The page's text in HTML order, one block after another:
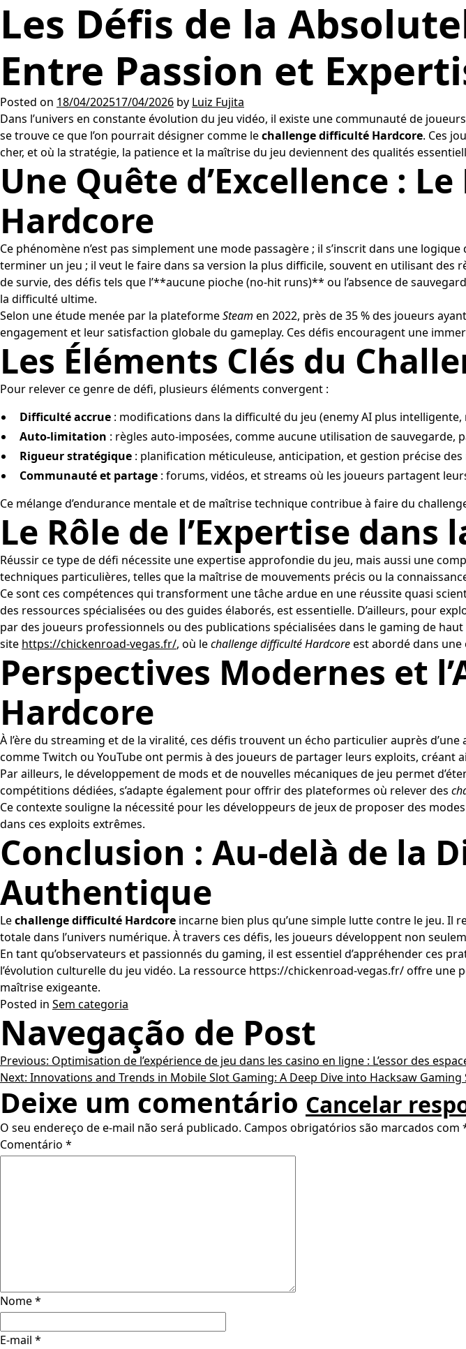
Les Défis de la
Entre Passion et
Posted on 18/04/202517/04/2026 by Luiz Fujita
Dans l’univers en constante évolution du jeu vidéo, il existe une communauté de
se trouve ce que l’on pourrait désigner comme lechallenge difficulté Hardcore. Ces
cher, et où la stratégie, la patience et la maîtrise du jeu deviennent des qualités
Une Quête d’Excellence :
Hardcore
Ce phénomène n’est pas simplement une mode passagère ; il s’inscrit dans une
terminer un jeu ; il veut le faire dans sa version la plus difficile, souvent en utilisant des
de survie, des défis tels que l’**aucune pioche (no-hit runs)** ou l’absence de
la difficulté ultime.
Selon une étude menée par la plateformeSteam en 2022, près de 35 % des joueurs
engagement et leur satisfaction globale du gameplay. Ces défis encouragent une
Les Éléments Clés du
Pour relever ce genre de défi, plusieurs éléments convergent :
Difficulté accrue : modifications dans la difficulté du jeu (enemy AI plus intelligente,
Auto-limitation : règles auto-imposées, comme aucune utilisation de sauvegarde,
Rigueur stratégique : planification méticuleuse, anticipation, et gestion précise des
Communauté et partage : forums, vidéos, et streams où les joueurs partagent
Ce mélange d’endurance mentale et de maîtrise technique contribue à faire du
Le Rôle de l’Expertise
Réussir ce type de défi nécessite une expertise approfondie du jeu, mais aussi une
techniques particulières, telles que la maîtrise de mouvements précis ou la
Ce sont ces compétences qui transforment une tâche ardue en une réussite quasi
des ressources spécialisées ou des guides élaborés, est essentielle. D’ailleurs, pour
par des joueurs professionnels ou des publications spécialisées dans le gaming de
site https://chickenroad-vegas.fr/, où lechallenge difficulté Hardcoreest abordé dans une
Perspectives Modernes et
Hardcore
À l’ère du streaming et de la viralité, ces défis trouvent un écho particulier auprès
comme Twitch ou YouTube ont permis à des joueurs de partager leurs exploits,
Par ailleurs, le développement de mods et de nouvelles mécaniques de jeu permet
compétitions dédiées, s’adapte également pour offrir des plateformes où relever des
Ce contexte souligne la nécessité pour les développeurs de jeux de proposer des
dans ces exploits extrêmes.
Conclusion : Au-delà de la
Authentique
Lechallenge difficulté Hardcore incarne bien plus qu’une simple lutte contre le jeu. Il
totale dans l’univers numérique. À travers ces défis, les joueurs développent non
En tant qu’observateurs et passionnés du gaming, il est essentiel d’appréhender ces
l’évolution culturelle du jeu vidéo. La ressource https://chickenroad-vegas.fr/ offre
maîtrise exigeante.
Posted in Sem categoria
Navegação de Post
Previous: Optimisation de l’expérience de jeu dans les casino en ligne : L’essor des
Next: Innovations and Trends in Mobile Slot Gaming: A Deep Dive into Hacksaw Gaming
Deixe um comentário Cancelar
O seu endereço de e-mail não será publicado. Campos obrigatórios são marcados com
Comentário *
Nome*
E-mail *